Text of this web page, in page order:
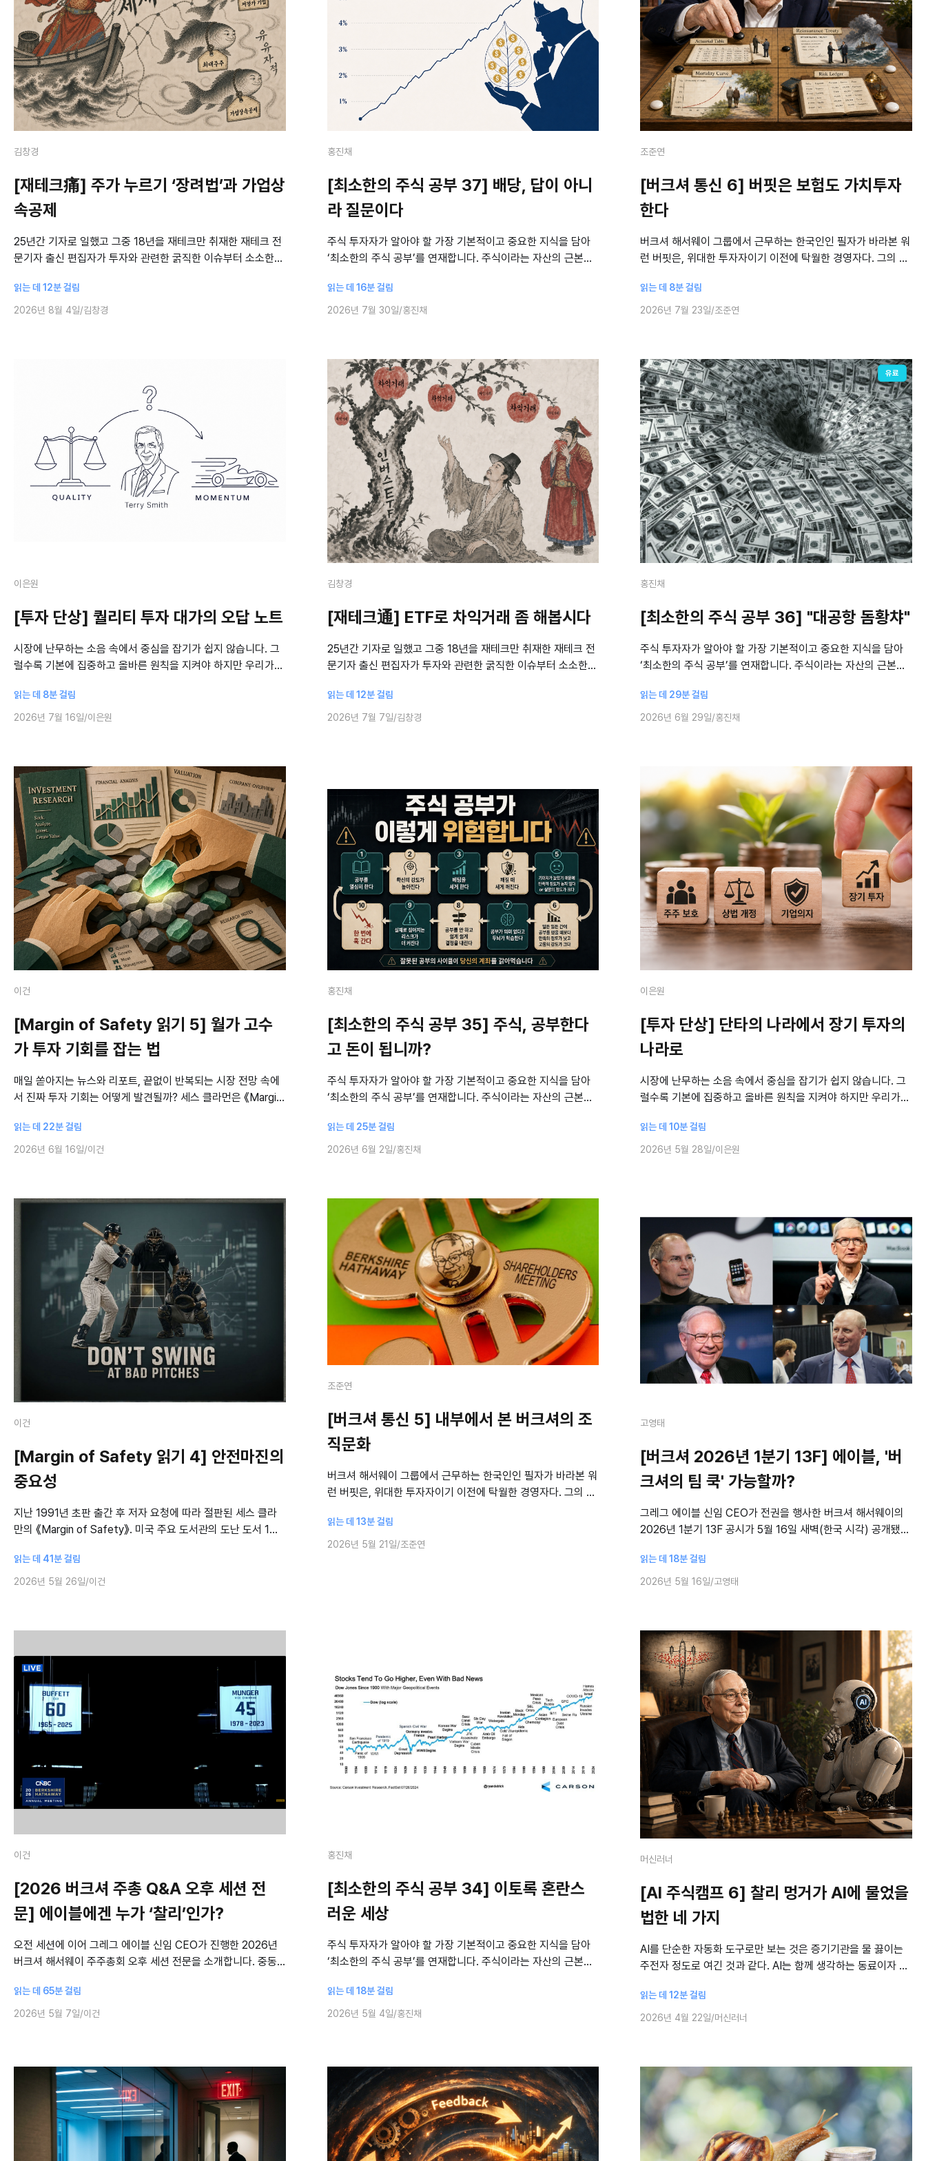
김창경
[재테크痛] 주가 누르기 ‘장려법’과 가업상
속공제
25년간 기자로 일했고 그중 18년을 재테크만 취재한 재테크 전
문기자 출신 편집자가 투자와 관련한 굵직한 이슈부터 소소한
재합니다. IT 버블과 9·11
읽는 데 12분 걸림
2026년 8월 4일 김창경
홍진채
[최소한의 주식 공부 37] 배당, 답이 아니
라 질문이다
주식 투자자가 알아야 할 가장 기본적이고 중요한 지식을 담아
‘최소한의 주식 공부’를 연재합니다. 주식이라는 자산의 근본적
대해 홍진채 라쿤자산운용 대표가
읽는 데 16분 걸림
2026년 7월 30일 홍진채
조준연
[버크셔 통신 6] 버핏은 보험도 가치투자
한다
버크셔 해서웨이 그룹에서 근무하는 한국인인 필자가 바라본 워
런 버핏은, 위대한 투자자이기 이전에 탁월한 경영자다. 그의 철
어진다. 버핏의 가치평가 원칙이
읽는 데 8분 걸림
2026년 7월 23일 조준연
이은원
[투자 단상] 퀄리티 투자 대가의 오답 노트
시장에 난무하는 소음 속에서 중심을 잡기가 쉽지 않습니다. 그
럴수록 기본에 집중하고 올바른 원칙을 지켜야 하지만 우리가
저가 시의적절한 고민을 함께 나누
읽는 데 8분 걸림
2026년 7월 16일 이은원
김창경
[재테크通] ETF로 차익거래 좀 해봅시다
25년간 기자로 일했고 그중 18년을 재테크만 취재한 재테크 전
문기자 출신 편집자가 투자와 관련한 굵직한 이슈부터 소소한
재합니다. IT 버블과 9·11
읽는 데 12분 걸림
2026년 7월 7일 김창경
유료
홍진채
[최소한의 주식 공부 36] "대공항 돔황챠"
주식 투자자가 알아야 할 가장 기본적이고 중요한 지식을 담아
‘최소한의 주식 공부’를 연재합니다. 주식이라는 자산의 근본적
대해 홍진채 라쿤자산운용 대표가
읽는 데 29분 걸림
2026년 6월 29일 홍진채
이건
[Margin of Safety 읽기 5] 월가 고수
가 투자 기회를 잡는 법
매일 쏟아지는 뉴스와 리포트, 끝없이 반복되는 시장 전망 속에
서 진짜 투자 기회는 어떻게 발견될까? 세스 클라먼은 《Margin
투자 아이디어를 찾
읽는 데 22분 걸림
2026년 6월 16일 이건
홍진채
[최소한의 주식 공부 35] 주식, 공부한다
고 돈이 됩니까?
주식 투자자가 알아야 할 가장 기본적이고 중요한 지식을 담아
‘최소한의 주식 공부’를 연재합니다. 주식이라는 자산의 근본적
대해 홍진채 라쿤자산운용 대표가
읽는 데 25분 걸림
2026년 6월 2일 홍진채
이은원
[투자 단상] 단타의 나라에서 장기 투자의
나라로
시장에 난무하는 소음 속에서 중심을 잡기가 쉽지 않습니다. 그
럴수록 기본에 집중하고 올바른 원칙을 지켜야 하지만 우리가
저가 시의적절한 고민을 함께 나누
읽는 데 10분 걸림
2026년 5월 28일 이은원
이건
[Margin of Safety 읽기 4] 안전마진의
중요성
지난 1991년 초판 출간 후 저자 요청에 따라 절판된 세스 클라
만의 《Margin of Safety》. 미국 주요 도서관의 도난 도서 1위,
읽는 데 41분 걸림
2026년 5월 26일 이건
조준연
[버크셔 통신 5] 내부에서 본 버크셔의 조
직문화
버크셔 해서웨이 그룹에서 근무하는 한국인인 필자가 바라본 워
런 버핏은, 위대한 투자자이기 이전에 탁월한 경영자다. 그의 철
어진다. 버핏의 가치평가 원칙이
읽는 데 13분 걸림
2026년 5월 21일 조준연
고영태
[버크셔 2026년 1분기 13F] 에이블, '버
크셔의 팀 쿡' 가능할까?
그레그 에이블 신임 CEO가 전권을 행사한 버크셔 해서웨이의
2026년 1분기 13F 공시가 5월 16일 새벽(한국 시각) 공개됐
량주들을 대규모 처분하
읽는 데 18분 걸림
2026년 5월 16일 고영태
이건
[2026 버크셔 주총 Q&A 오후 세션 전
문] 에이블에겐 누가 ‘찰리’인가?
오전 세션에 이어 그레그 에이블 신임 CEO가 진행한 2026년
버크셔 해서웨이 주주총회 오후 세션 전문을 소개합니다. 중동
“그레그 에이블에게는
읽는 데 65분 걸림
2026년 5월 7일 이건
홍진채
[최소한의 주식 공부 34] 이토록 혼란스
러운 세상
주식 투자자가 알아야 할 가장 기본적이고 중요한 지식을 담아
‘최소한의 주식 공부’를 연재합니다. 주식이라는 자산의 근본적
대해 홍진채 라쿤자산운용 대표가
읽는 데 18분 걸림
2026년 5월 4일 홍진채
머신러너
[AI 주식캠프 6] 찰리 멍거가 AI에 물었을
법한 네 가지
AI를 단순한 자동화 도구로만 보는 것은 증기기관을 물 끓이는
주전자 정도로 여긴 것과 같다. AI는 함께 생각하는 동료이자 나
치 않는 주식 투자의
읽는 데 12분 걸림
2026년 4월 22일 머신러너